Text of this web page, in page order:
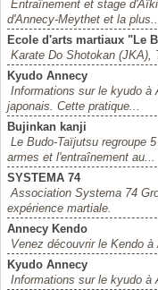
Entraînement et stage
d'Annecy-Meythet et la
Ecole d'arts martiaux "Le
Karate Do Shotokan (JKA),
Kyudo Annecy
Informations sur le kyudo à
japonais. Cette pratique...
Bujinkan kanji
Le Budo-Taïjutsu regroupe
armes et l'entraînement au...
SYSTEMA 74
Association Systema 74
expérience martiale.
Annecy Kendo
Venez découvrir le Kendo
Kyudo Annecy
Informations sur le kyudo à